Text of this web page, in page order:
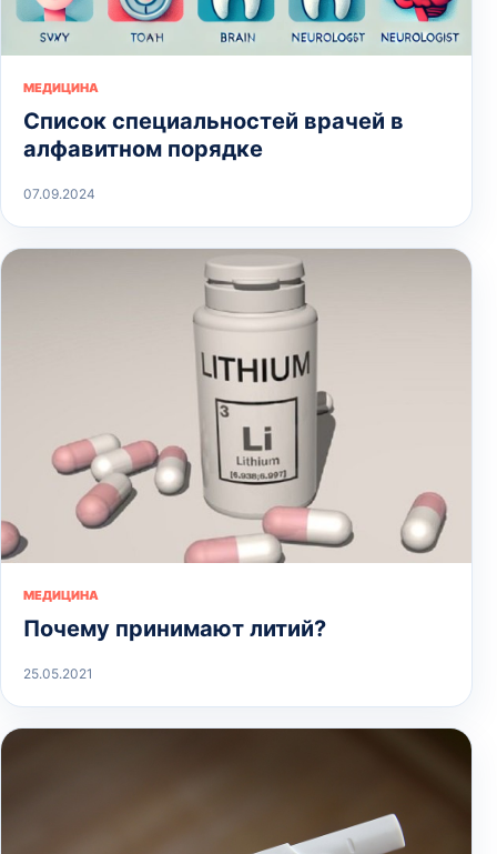
МЕДИЦИНА
Список специальностей врачей в
алфавитном порядке
07.09.2024
МЕДИЦИНА
Почему принимают литий?
25.05.2021